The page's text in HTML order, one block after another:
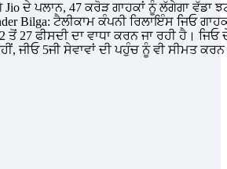
Jio ਦੇ ਪਲਾਨ, 47 ਕਰੋੜ ਗਾਹਕਾਂ ਨੂੰ ਲੱਗੇਗਾ ਵੱਡਾ
Bilga: ਟੈਲੀਕਾਮ ਕੰਪਨੀ ਰਿਲਾਇੰਸ ਜਿਓ
ਤੋਂ 27 ਫੀਸਦੀ ਦਾ ਵਾਧਾ ਕਰਨ ਜਾ ਰਹੀ ਹੈ।
ਜੀਓ 5ਜੀ ਸੇਵਾਵਾਂ ਦੀ ਪਹੁੰਚ ਨੂੰ ਵੀ ਸੀਮਤ ਕਰਨ